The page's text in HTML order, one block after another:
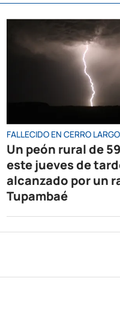
FALLECIDO EN CERRO LARGO
Un peón rural de
este jueves de
alcanzado por un
Tupambaé